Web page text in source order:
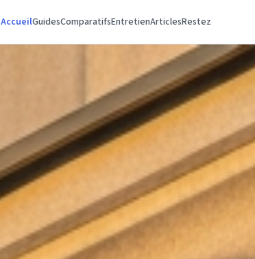
AccueilGuidesComparatifsEntretienArticlesRestez